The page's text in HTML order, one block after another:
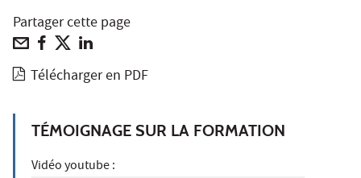
Partager cette page
Télécharger en PDF
TÉMOIGNAGE SUR LA FORMATION
Vidéo youtube :